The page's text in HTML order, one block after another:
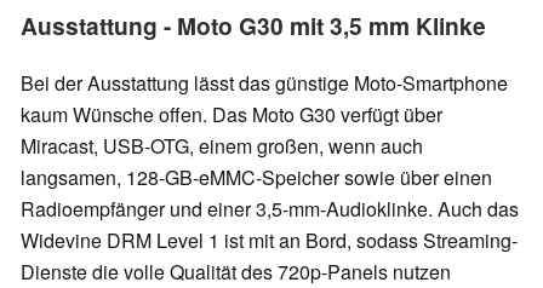
Ausstattung - Moto G30 mit 3,5 mm Klinke
Bei der Ausstattung lässt das günstige Moto-Smartphone
kaum Wünsche offen. Das Moto G30 verfügt über
Miracast, USB-OTG, einem großen, wenn auch
langsamen, 128-GB-eMMC-Speicher sowie über einen
Radioempfänger und einer 3,5-mm-Audioklinke. Auch das
Widevine DRM Level 1 ist mit an Bord, sodass Streaming-
Dienste die volle Qualität des 720p-Panels nutzen